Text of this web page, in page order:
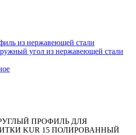
из нержавеющей стали
угол из нержавеющей стали
ПРОФИЛЬ ДЛЯ
KUR 15 ПОЛИРОВАННЫЙ